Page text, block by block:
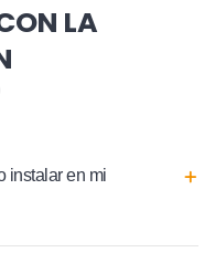
LA
instalar en mi